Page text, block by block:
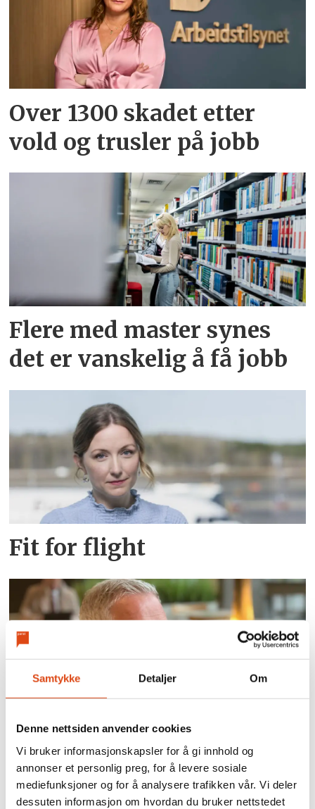
Samtykke Detaljer Om
Denne nettsiden anvender cookies
Vi bruker informasjonskapsler for å gi innhold og
annonser et personlig preg, for å levere sosiale
mediefunksjoner og for å analysere trafikken vår. Vi deler
dessuten informasjon om hvordan du bruker nettstedet
Over 1300 skadet etter
vold og trusler på jobb
Flere med master synes
det er vanskelig å få jobb
Fit for flight
Nei i uravstemningen:
Kabinansatte i SAS krever
nye samtaler